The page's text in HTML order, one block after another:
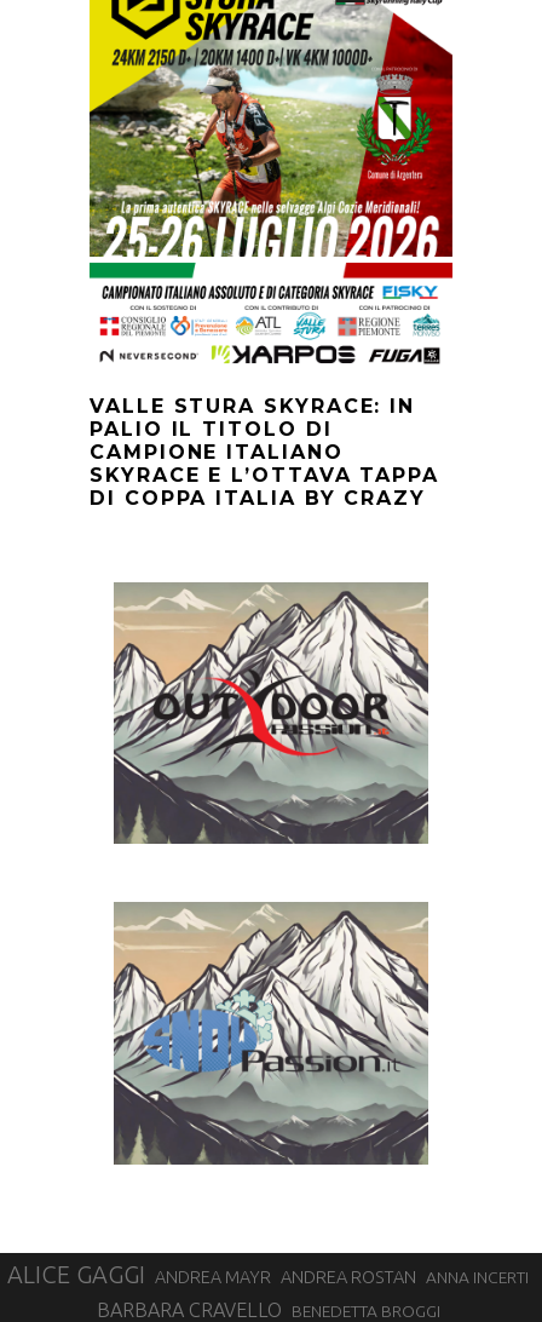
VALLE STURA SKYRACE: IN
PALIO IL TITOLO DI
CAMPIONE ITALIANO
SKYRACE E L’OTTAVA TAPPA
DI COPPA ITALIA BY CRAZY
ALICE GAGGI ANDREA MAYR ANDREA ROSTAN ANNA INCERTI
BARBARA CRAVELLO BENEDETTA BROGGI